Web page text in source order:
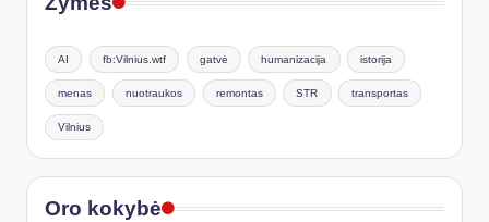
AI fb:Vilnius.wtf gatvė humanizacija istorija
menas nuotraukos remontas STR transportas
Vilnius
Oro kokybė